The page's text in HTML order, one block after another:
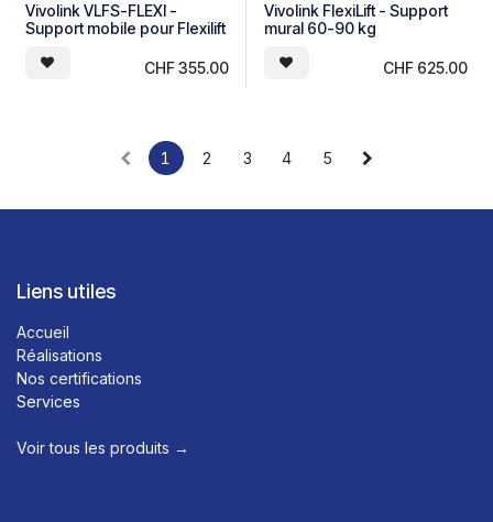
Vivolink VLFS-FLEXI -
Support mobile pour Flexilift
CHF355.00
Vivolink FlexiLift - Support
mural 60-90 kg
CHF 625.00
1 2 3 4 5
Liens utiles
Accueil
Réalisations
Nos certifications
Services
Voir tous les produits →​